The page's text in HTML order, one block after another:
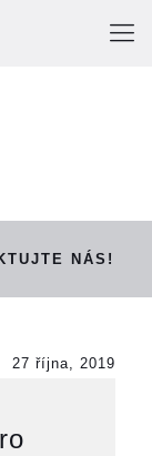
NÁS!
27 října, 2019